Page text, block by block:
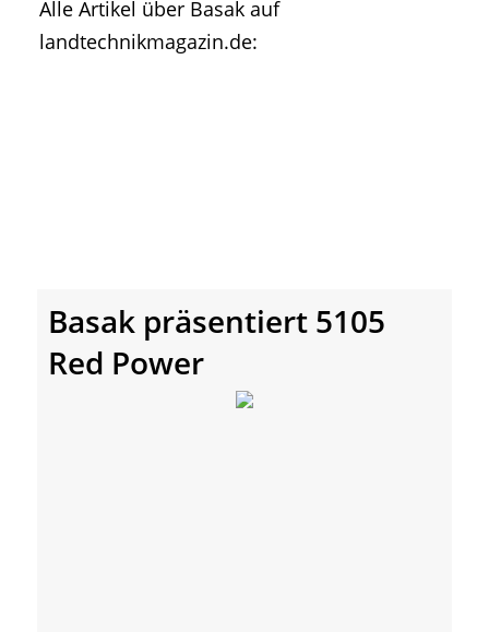
• Geschichte und Geschichten
• Messen und Veranstaltungen
Alle Artikel über Basak auf
landtechnikmagazin.de:
Basak präsentiert 5105
Red Power